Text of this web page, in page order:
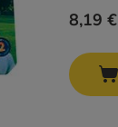
8,19 €